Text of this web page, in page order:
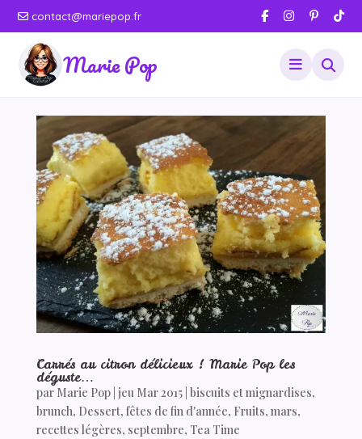
contact@mariepop.fr
Marie Pop
Carrés au citron délicieux ! Marie Pop les
déguste…
par Marie Pop| jeu Mar 2015| biscuits et mignardises,
brunch, Dessert, fêtes de fin d'année, Fruits, mars,
recettes légères, septembre, Tea Time